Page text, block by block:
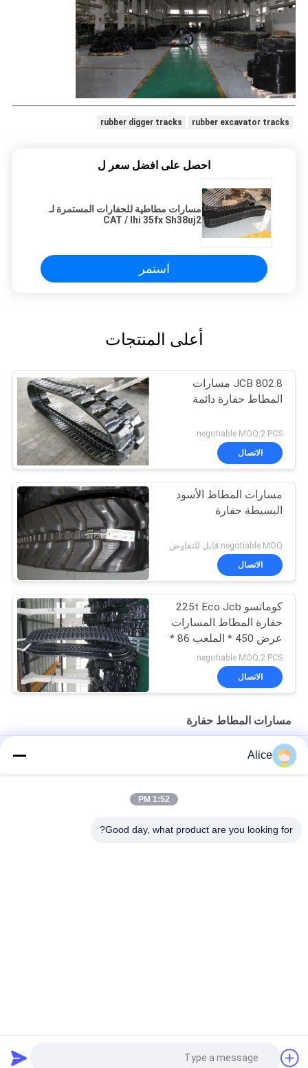
rubber excavator tracks
rubber digger tracks
احصل على افضل سعر ل
مسارات مطاطية للحفارات المستمرة لـ
CAT / Ihi 35fx Sh38uj2
استمر
أعلى المنتجات
JCB 802.8 مسارات
المطاط حفارة دائمة
negotiable MOQ:2 PCS
الاتصال
مسارات المطاط الأسود
البسيطة حفارة
negotiable MOQ:قابل للتفاوض
الاتصال
كوماتسو 225t Eco Jcb
حفارة المطاط المسارات
عرض 450 * الملعب 86 *
وصلات 56
negotiable MOQ:2 PCS
الاتصال
مسارات المطاط حفارة
مسار مطاطي مطاطي 180x72x36 للمحمولة المصغرة
مسار مطاطي 230x72x45 لآلات البناء
Alice
1:52 PM
Good day, what product are you looking for?